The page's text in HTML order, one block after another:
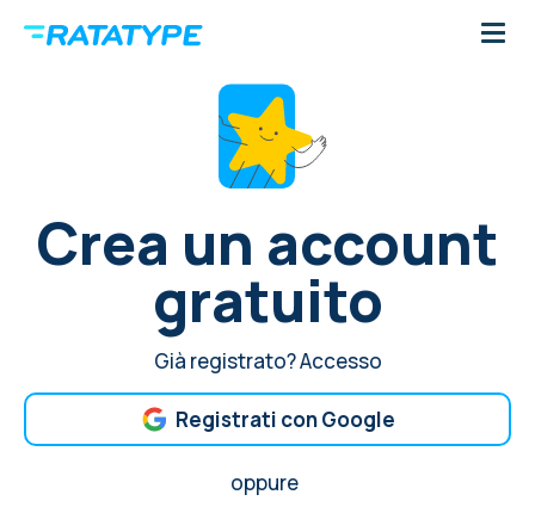
Crea un account
gratuito
Già registrato?Accesso
Registrati con Google
oppure